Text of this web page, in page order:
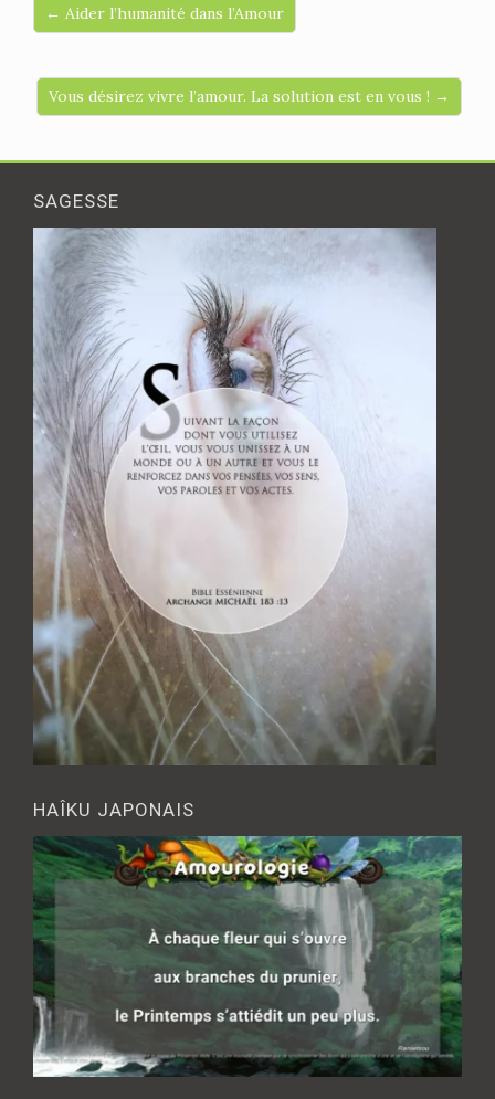
← Aider l’humanité dans l’Amour
Vous désirez vivre l’amour. La solution est en vous ! →
SAGESSE
HAÎKU JAPONAIS